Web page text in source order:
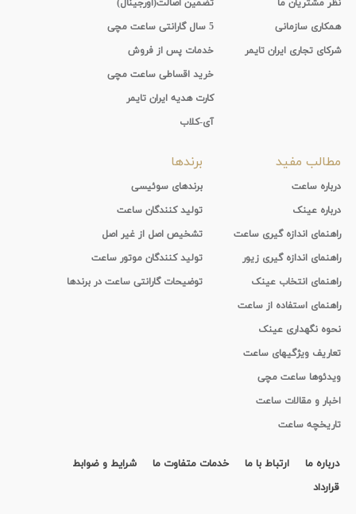
نظر مشتریان ما
همکاری سازمانی
شرکای تجاری ایران تایمر
تضمین اصالت(اورجینال)
5 سال گارانتی ساعت مچی
خدمات پس از فروش
خرید اقساطی ساعت مچی
کارت هدیه ایران تایمر
آی-کلاب
مطالب مفید
درباره ساعت
درباره عینک
راهنمای اندازه گیری ساعت
راهنمای اندازه گیری زیور
راهنمای انتخاب عینک
راهنمای استفاده از ساعت
نحوه نگهداری عینک
تعاریف ویژگیهای ساعت
ویدئوها ساعت مچی
اخبار و مقالات ساعت
تاریخچه ساعت
برندها
برندهای سوئیسی
تولید کنندگان ساعت
تشخیص اصل از غیر اصل
تولید کنندگان موتور ساعت
توضیحات گارانتی ساعت در برندها
درباره ما ارتباط با ما خدمات متفاوت ما
شرایط و ضوابط
قرارداد